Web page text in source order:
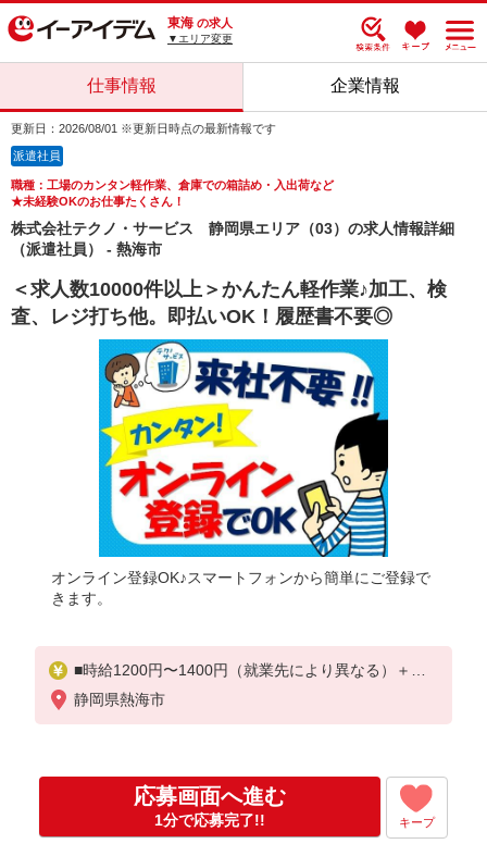
東海 の求人
▼エリア変更
仕事情報 企業情報
更新日：2026/08/01 ※更新日時点の最新情報です
派遣社員
職種：工場のカンタン軽作業、倉庫での箱詰め・入出荷など
★未経験OKのお仕事たくさん！
株式会社テクノ・サービス 静岡県エリア（03）の求人情報詳細
（派遣社員） - 熱海市
＜求人数10000件以上＞かんたん軽作業♪加工、検
査、レジ打ち他。即払いOK！履歴書不要◎
オンライン登録OK♪スマートフォンから簡単にご登録で
きます。
■時給1200円〜1400円（就業先により異なる）＋交
通費
静岡県熱海市
応募画面へ進む
1分で応募完了!! キープ